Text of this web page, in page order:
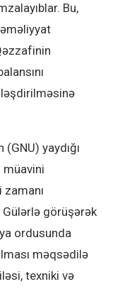
Bu,
yaydığı
görüşərək
ordusunda
məqsədilə
texniki və